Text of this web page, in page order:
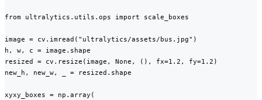
from ultralytics.utils.ops import scale_boxes
image = cv.imread("ultralytics/assets/bus.jpg")
h, w, c = image.shape
resized = cv.resize(image, None, (), fx=1.2, fy=1.2)
new_h, new_w, _ = resized.shape
xyxy_boxes = np.array(